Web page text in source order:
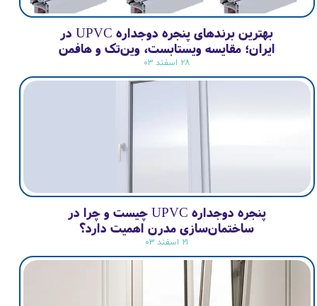
بهترین برندهای پنجره دوجداره UPVC در
ایران؛ مقایسه ویستابست، وین‌تک و هافمن
۲۸ اسفند ۰۳
پنجره دوجداره UPVC چیست و چرا در
ساختمان‌سازی مدرن اهمیت دارد؟
۲۱ اسفند ۰۳